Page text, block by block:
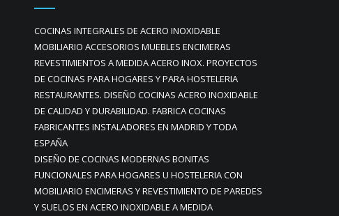
COCINAS INTEGRALES DE ACERO INOXIDABLE
MOBILIARIO ACCESORIOS MUEBLES ENCIMERAS
REVESTIMIENTOS A MEDIDA ACERO INOX. PROYECTOS
DE COCINAS PARA HOGARES Y PARA HOSTELERIA
RESTAURANTES. DISEÑO COCINAS ACERO INOXIDABLE
DE CALIDAD Y DURABILIDAD. FABRICA COCINAS
FABRICANTES INSTALADORES EN MADRID Y TODA
ESPAÑA
DISEÑO DE COCINAS MODERNAS BONITAS
FUNCIONALES PARA HOGARES U HOSTELERIA CON
MOBILIARIO ENCIMERAS Y REVESTIMIENTO DE PAREDES
Y SUELOS EN ACERO INOXIDABLE A MEDIDA